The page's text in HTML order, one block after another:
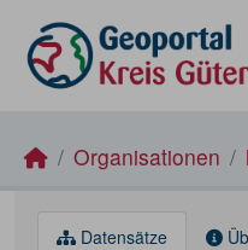
Organisationen
Datensätze